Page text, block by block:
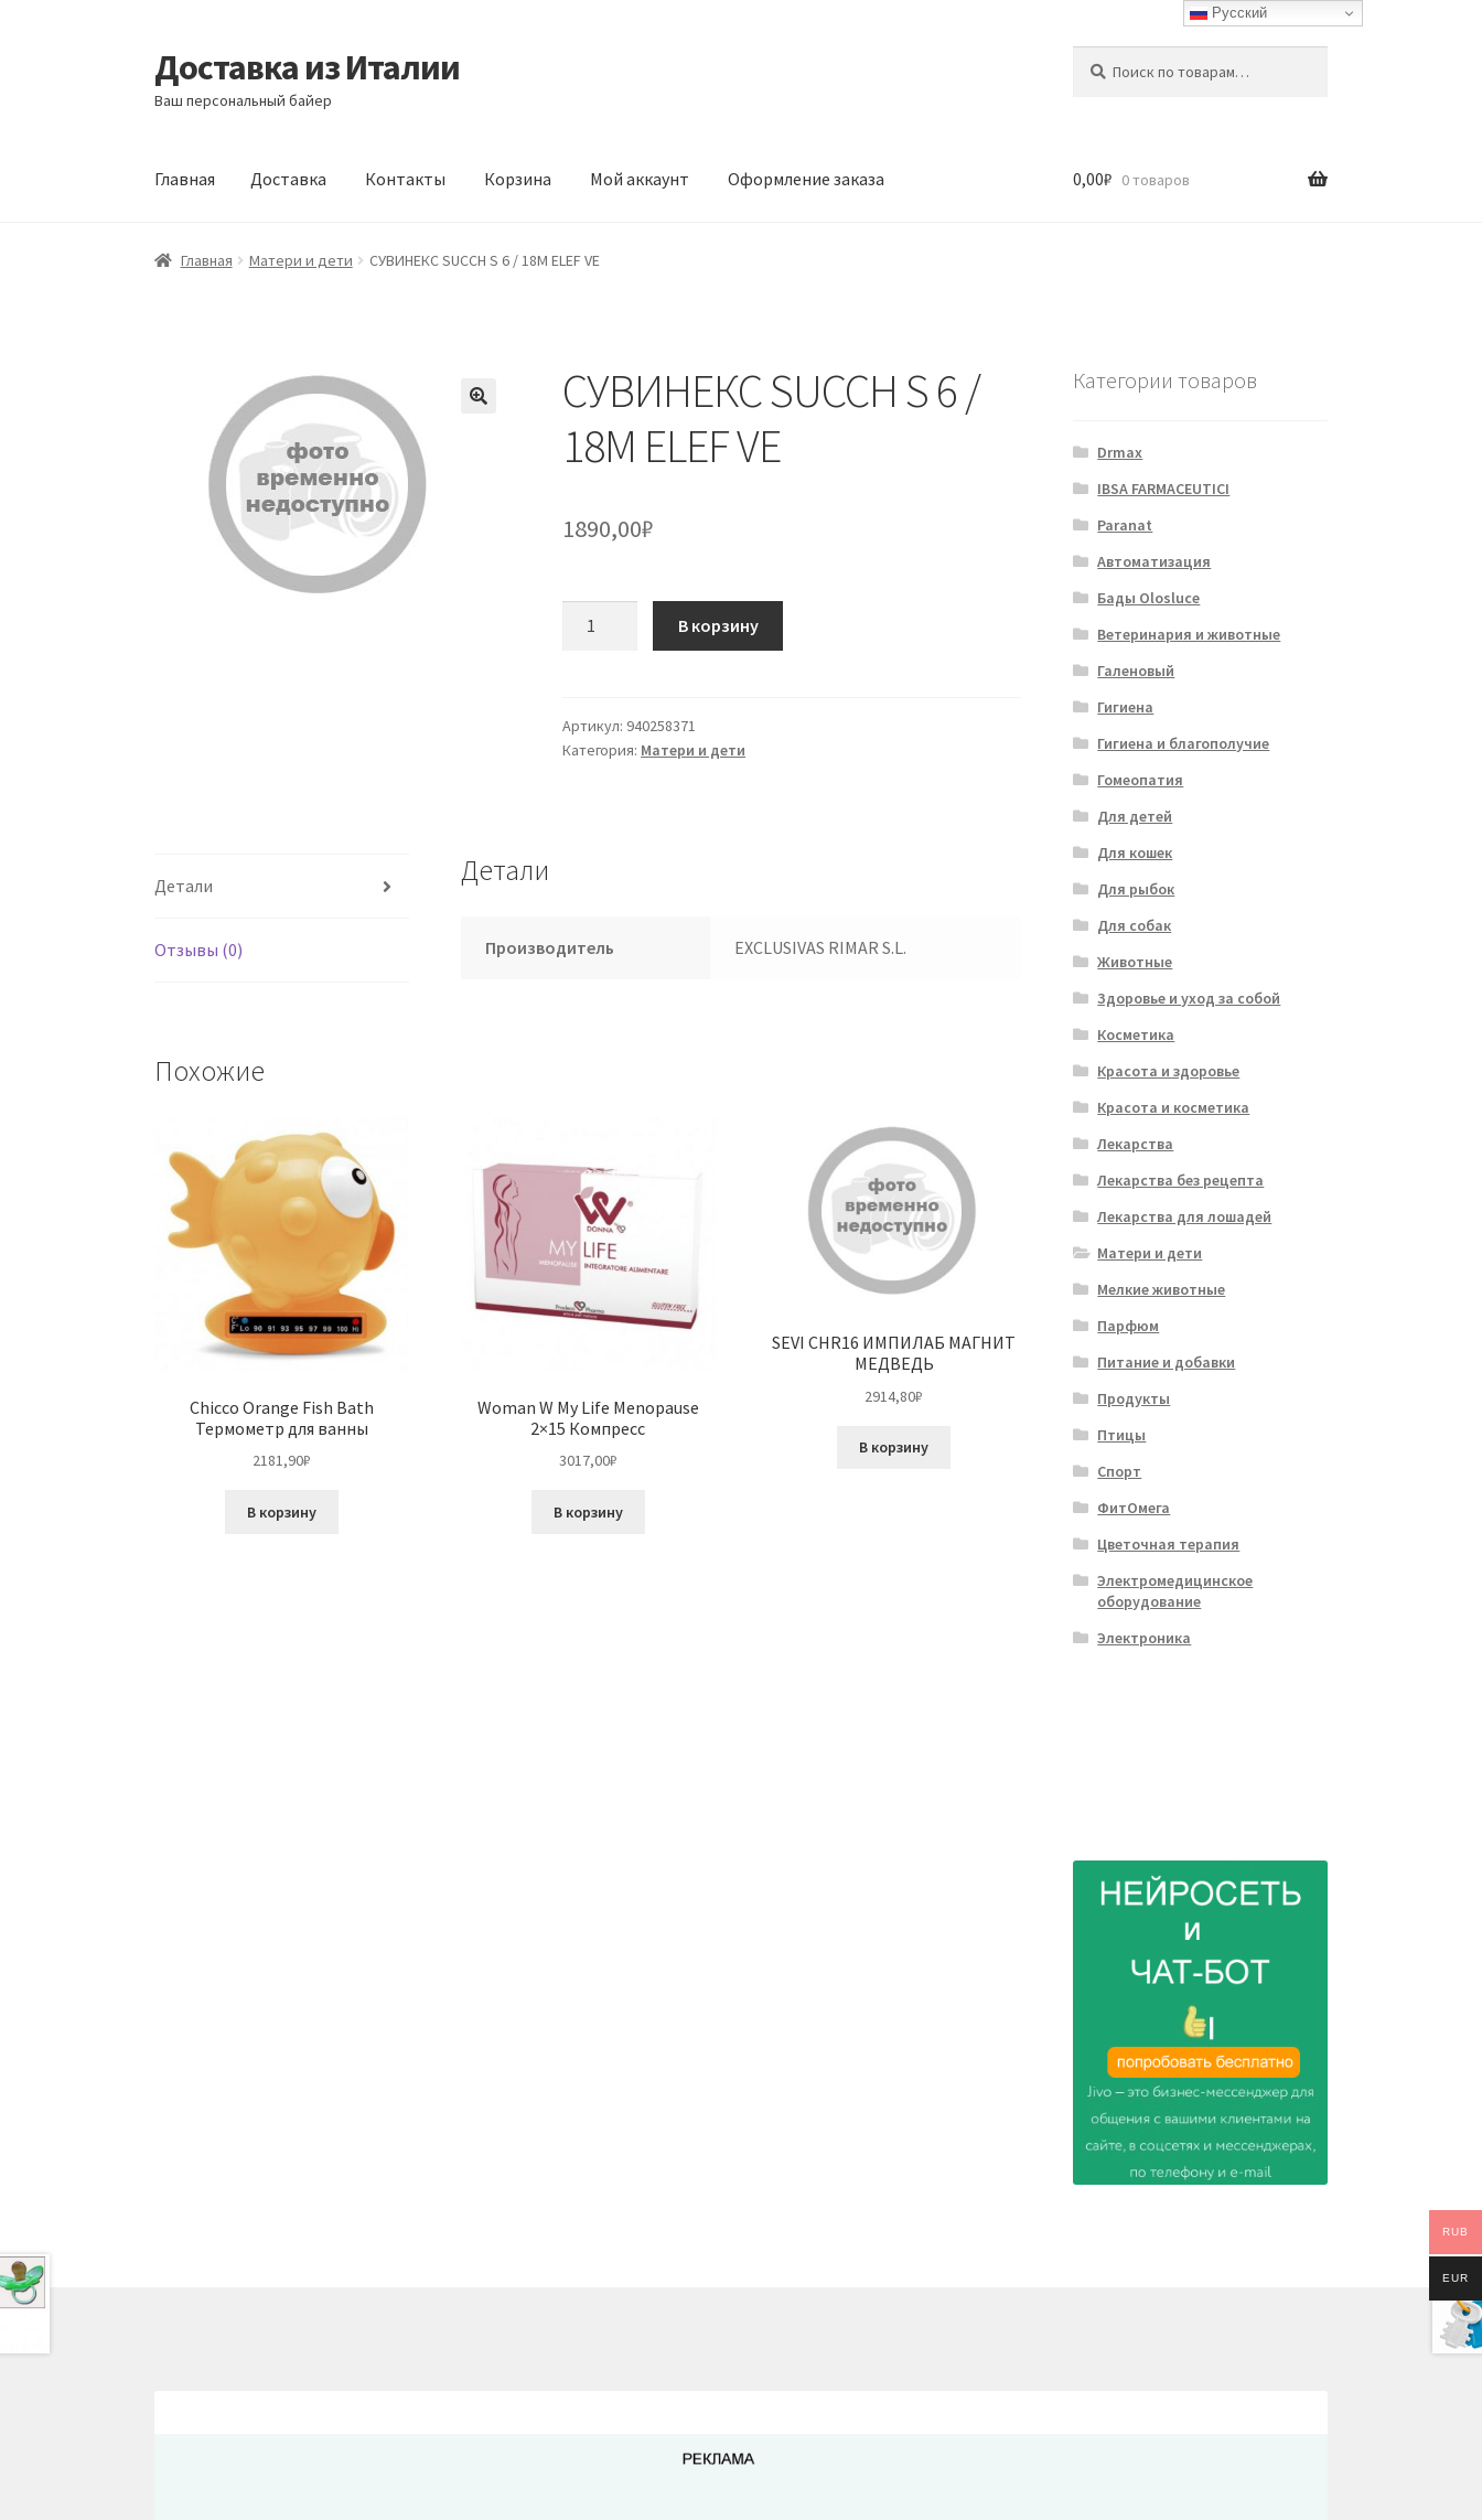
Перейти
к
навигации
Перейти
к
содержимому
Доставка из Италии
Ваш персональный байер
Главная Доставка Контакты Корзина Мой аккаунт Оформление заказа
Главная Доставка КонтактыКорзина Мой аккаунт Оформление заказа
0,00₽ 0 товаров
Главная Матери и дети СУВИНЕКС SUCCH S 6 / 18M ELEF VE
СУВИНЕКС SUCCH S 6 /
18M ELEF VE
1890,00₽
S
6
В корзину
Артикул: 940258371
Категория: Матери и дети
Детали
Отзывы (0)
Детали
Производитель EXCLUSIVAS RIMAR S.L.
Похожие
Chicco Orange Fish Bath
Термометр для ванны
2181,90₽
В корзину
Woman W My Life Menopause
2×15 Компресс
3017,00₽
В корзину
SEVI CHR16 ИМПИЛАБ МАГНИТ
МЕДВЕДЬ
2914,80₽
В корзину
Категории товаров
Drmax
IBSA FARMACEUTICI
Paranat
Автоматизация
Бады Olosluce
Ветеринария и животные
Галеновый
Гигиена
Гигиена и благополучие
Гомеопатия
Для детей
Для кошек
Для рыбок
Для собак
Животные
Здоровье и уход за собой
Косметика
Красота и здоровье
Красота и косметика
Лекарства
Лекарства без рецепта
Лекарства для лошадей
Матери и дети
Мелкие животные
Парфюм
Питание и добавки
Продукты
Птицы
Спорт
ФитОмега
Цветочная терапия
Электромедицинское
оборудование
Электроника
Русский
RUB
EUR